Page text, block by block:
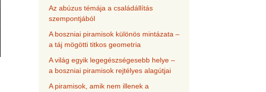
Az abúzus témája a családállítás
szempontjából
A boszniai piramisok különös mintázata –
a táj mögötti titkos geometria
A világ egyik legegészségesebb helye –
a boszniai piramisok rejtélyes alagútjai
A piramisok, amik nem illenek a